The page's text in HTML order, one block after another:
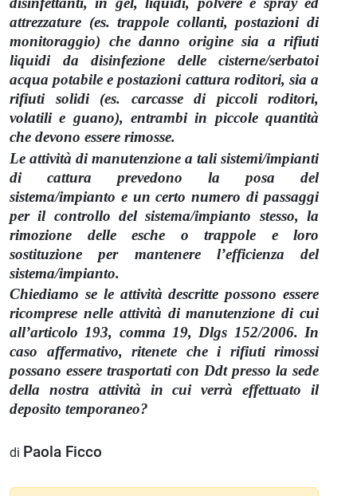
attrezzature (es. trappole collanti, postazioni di
monitoraggio) che danno origine sia a rifiuti
liquidi da disinfezione delle cisterne/serbatoi
acqua potabile e postazioni cattura roditori, sia a
rifiuti solidi (es. carcasse di piccoli roditori,
volatili e guano), entrambi in piccole quantità
che devono essere rimosse.
Le attività di manutenzione a tali sistemi/impianti
di cattura prevedono la posa del
sistema/impianto e un certo numero di passaggi
per il controllo del sistema/impianto stesso, la
rimozione delle esche o trappole e loro
sostituzione per mantenere l’efficienza del
sistema/impianto.
Chiediamo se le attività descritte possono essere
ricomprese nelle attività di manutenzione di cui
all’articolo 193, comma 19, Dlgs 152/2006. In
caso affermativo, ritenete che i rifiuti rimossi
possano essere trasportati con Ddt presso la sede
della nostra attività in cui verrà effettuato il
deposito temporaneo?
di Paola Ficco